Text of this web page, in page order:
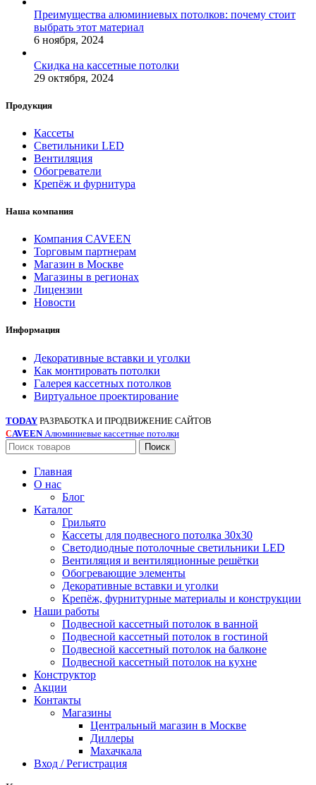
Преимущества алюминиевых потолков: почему стоит
выбрать этот материал
6 ноября, 2024
Скидка на кассетные потолки
29 октября, 2024
Продукция
Кассеты
Светильники LED
Вентиляция
Обогреватели
Крепёж и фурнитура
Наша компания
Компания CAVEEN
Торговым партнерам
Магазин в Москве
Магазины в регионах
Лицензии
Новости
Информация
Декоративные вставки и уголки
Как монтировать потолки
Галерея кассетных потолков
Виртуальное проектирование
TODAY РАЗРАБОТКА И ПРОДВИЖЕНИЕ САЙТОВ
СAVEEN Алюминиевые кассетные потолки
Поиск
Главная
О нас
Блог
Каталог
Грильято
Кассеты для подвесного потолка 30х30
Светодиодные потолочные светильники LED
Вентиляция и вентиляционные решётки
Обогревающие элементы
Декоративные вставки и уголки
Крепёж, фурнитурные материалы и конструкции
Наши работы
Подвесной кассетный потолок в ванной
Подвесной кассетный потолок в гостиной
Подвесной кассетный потолок на балконе
Подвесной кассетный потолок на кухне
Конструктор
Акции
Контакты
Магазины
Центральный магазин в Москве
Диллеры
Махачкала
Вход / Регистрация